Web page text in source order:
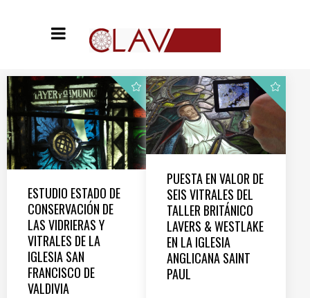
ESTUDIO ESTADO DE
CONSERVACIÓN DE
LAS VIDRIERAS Y
VITRALES DE LA
IGLESIA SAN
FRANCISCO DE
VALDIVIA
PUESTA EN VALOR DE
SEIS VITRALES DEL
TALLER BRITÁNICO
LAVERS & WESTLAKE
EN LA IGLESIA
ANGLICANA SAINT
PAUL